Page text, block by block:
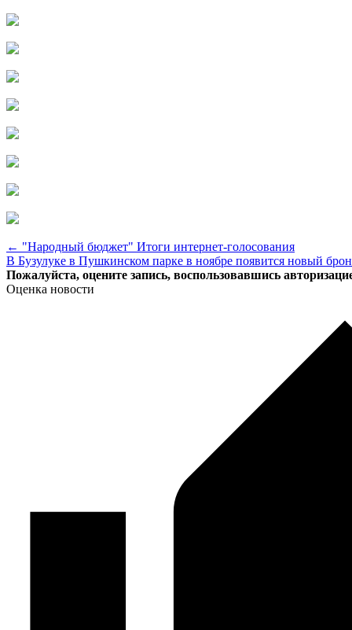
← "Народный бюджет" Итоги интернет-голосования
В Бузулуке в Пушкинском парке в ноябре появится новый
Пожалуйста, оцените запись, воспользовавшись
Оценка новости